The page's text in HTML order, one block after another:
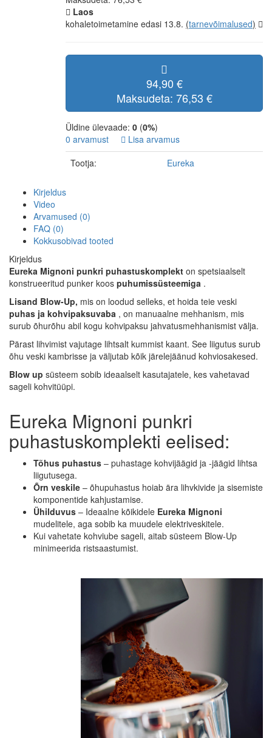
Laos
kohaletoimetamine edasi 13.8. (tarnevõimalused)
94,90 €
Maksudeta: 76,53 €
Üldine ülevaade: 0 (0%)
0 arvamust
Lisa arvamus
Tootja:
Eureka
Kirjeldus
Video
Arvamused (0)
FAQ (0)
Kokkusobivad tooted
Kirjeldus
Eureka Mignoni punkri puhastuskomplekt on spetsiaalselt
konstrueeritud punker koos puhumissüsteemiga .
Lisand Blow-Up, mis on loodud selleks, et hoida teie veski
puhas ja kohvipaksuvaba , on manuaalne mehhanism, mis
surub õhurõhu abil kogu kohvipaksu jahvatusmehhanismist välja.
Pärast lihvimist vajutage lihtsalt kummist kaant. See liigutus surub
õhu veski kambrisse ja väljutab kõik järelejäänud kohviosakesed.
Blow up süsteem sobib ideaalselt kasutajatele, kes vahetavad
sageli kohvitüüpi.
Eureka Mignoni punkri
puhastuskomplekti eelised:
Tõhus puhastus – puhastage kohvijäägid ja -jäägid lihtsa
liigutusega.
Õrn veskile – õhupuhastus hoiab ära lihvkivide ja sisemiste
komponentide kahjustamise.
Ühilduvus – Ideaalne kõikidele Eureka Mignoni
mudelitele, aga sobib ka muudele elektriveskitele.
Kui vahetate kohviube sageli, aitab süsteem Blow-Up
minimeerida ristsaastumist.